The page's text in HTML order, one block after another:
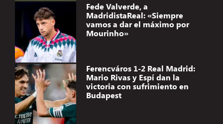
Fede Valverde, a
MadridistaReal: «Siempre
vamos a dar el máximo por
Mourinho»
Ferencváros 1-2 Real Madrid:
Mario Rivas y Espí dan la
victoria con sufrimiento en
Budapest